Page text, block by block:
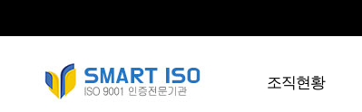
조직현황